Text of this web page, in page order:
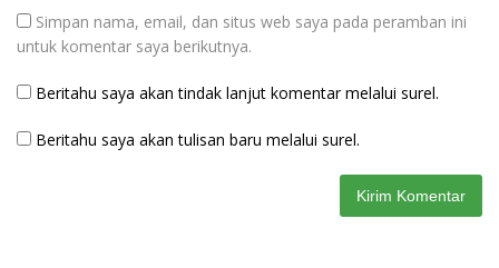
Simpan nama, email, dan situs web saya pada peramban ini
untuk komentar saya berikutnya.
Beritahu saya akan tindak lanjut komentar melalui surel.
Beritahu saya akan tulisan baru melalui surel.